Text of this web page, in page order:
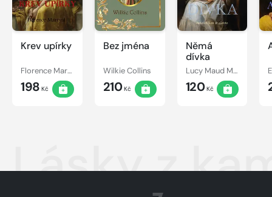
Krev upírky
Florence Marryat
198 Kč
Bez jména
Wilkie Collins
210Kč
Němá
dívka
Lucy Maud Montgomery
120Kč
Lásky z